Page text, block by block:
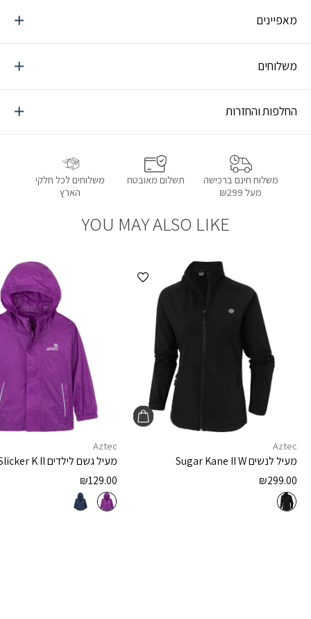
מאפיינים
משלוחים
החלפות והחזרות
משלוח חינם ברכישה
מעל ₪299
תשלום מאובטח
משלוחים לכל חלקי
הארץ
YOU MAY ALSO LIKE
הוספה למועדפים
Aztec
מעיל לנשיםSugar Kane II W
₪299.00
Aztec
מעיל גשם לילדיםK II
₪129.00